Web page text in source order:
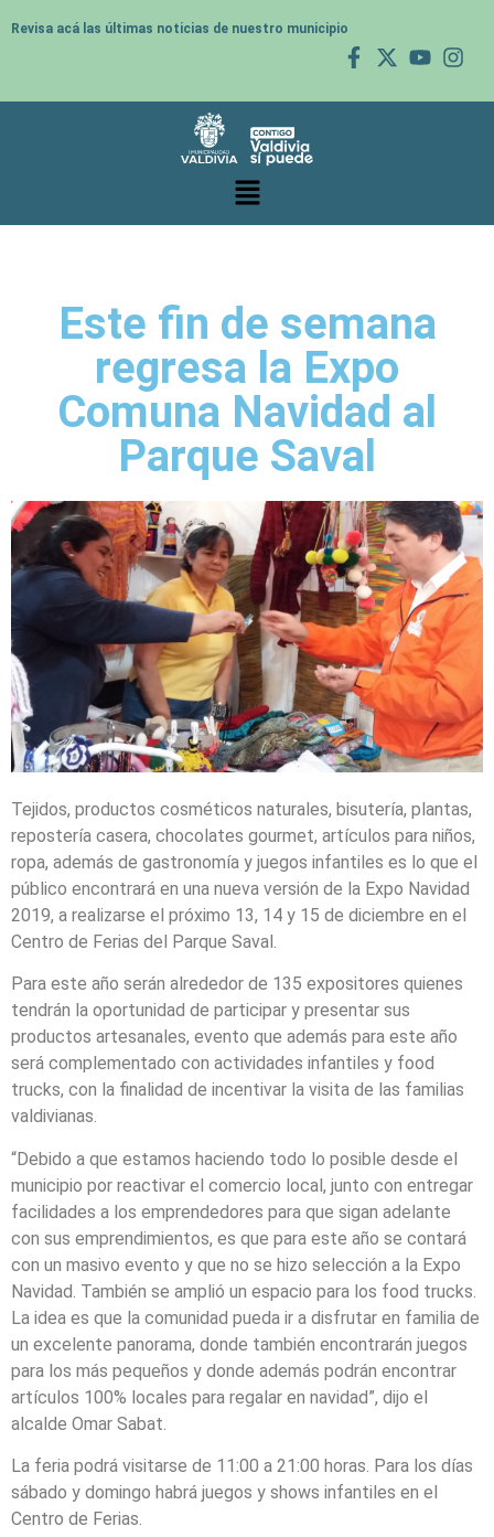
Revisa acá las últimas noticias de nuestro municipio
Este fin de semana
regresa la Expo
Comuna Navidad al
Parque Saval
Tejidos, productos cosméticos naturales, bisutería, plantas,
repostería casera, chocolates gourmet, artículos para niños,
ropa, además de gastronomía y juegos infantiles es lo que el
público encontrará en una nueva versión de la Expo Navidad
2019, a realizarse el próximo 13, 14 y 15 de diciembre en el
Centro de Ferias del Parque Saval.
Para este año serán alrededor de 135 expositores quienes
tendrán la oportunidad de participar y presentar sus
productos artesanales, evento que además para este año
será complementado con actividades infantiles y food
trucks, con la finalidad de incentivar la visita de las familias
valdivianas.
“Debido a que estamos haciendo todo lo posible desde el
municipio por reactivar el comercio local, junto con entregar
facilidades a los emprendedores para que sigan adelante
con sus emprendimientos, es que para este año se contará
con un masivo evento y que no se hizo selección a la Expo
Navidad. También se amplió un espacio para los food trucks.
La idea es que la comunidad pueda ir a disfrutar en familia de
un excelente panorama, donde también encontrarán juegos
para los más pequeños y donde además podrán encontrar
artículos 100% locales para regalar en navidad”, dijo el
alcalde Omar Sabat.
La feria podrá visitarse de 11:00 a 21:00 horas. Para los días
sábado y domingo habrá juegos y shows infantiles en el
Centro de Ferias.